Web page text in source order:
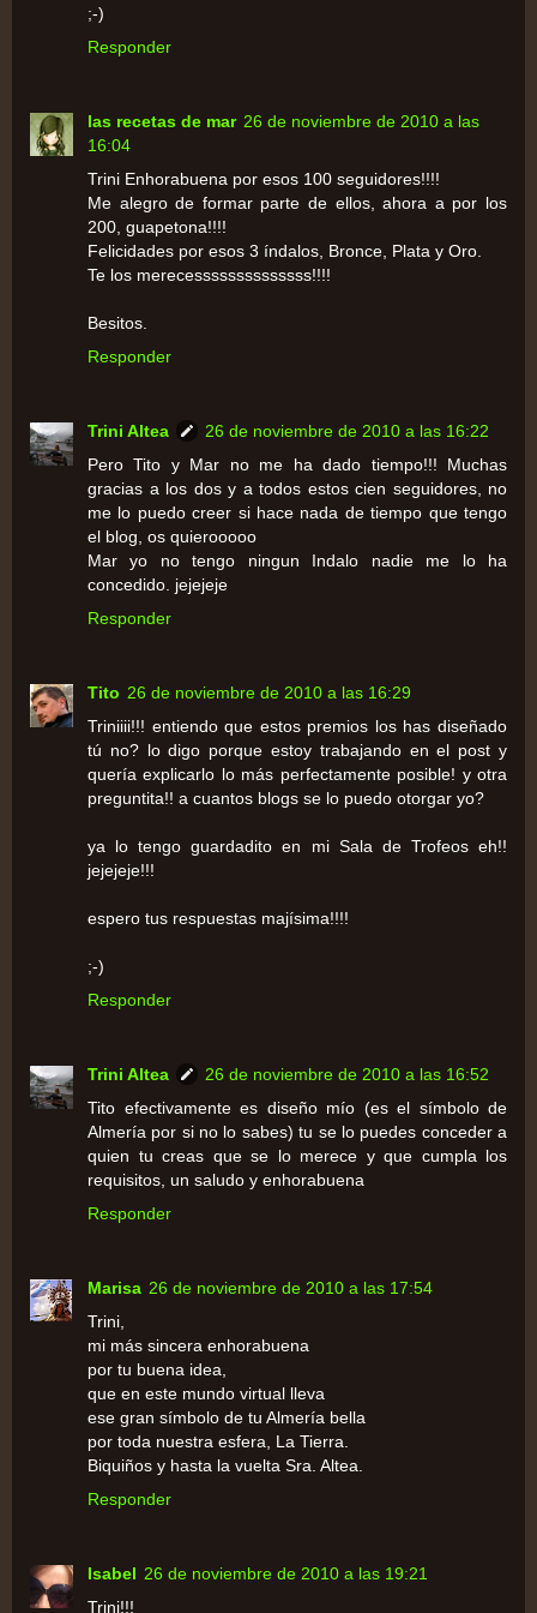
;-)
Responder
las recetas de mar 26 de noviembre de 2010 a las
16:04
Trini Enhorabuena por esos 100 seguidores!!!!
Me alegro de formar parte de ellos, ahora a por los
200, guapetona!!!!
Felicidades por esos 3 índalos, Bronce, Plata y Oro.
Te los merecessssssssssssss!!!!
Besitos.
Responder
Trini Altea
26 de noviembre de 2010 a las 16:22
Pero Tito y Mar no me ha dado tiempo!!! Muchas
gracias a los dos y a todos estos cien seguidores, no
me lo puedo creer si hace nada de tiempo que tengo
el blog, os quierooooo
Mar yo no tengo ningun Indalo nadie me lo ha
concedido. jejejeje
Responder
Tito 26 de noviembre de 2010 a las 16:29
Triniiii!!! entiendo que estos premios los has diseñado
tú no? lo digo porque estoy trabajando en el post y
quería explicarlo lo más perfectamente posible! y otra
preguntita!! a cuantos blogs se lo puedo otorgar yo?
ya lo tengo guardadito en mi Sala de Trofeos eh!!
jejejeje!!!
espero tus respuestas majísima!!!!
;-)
Responder
Trini Altea
26 de noviembre de 2010 a las 16:52
Tito efectivamente es diseño mío (es el símbolo de
Almería por si no lo sabes) tu se lo puedes conceder a
quien tu creas que se lo merece y que cumpla los
requisitos, un saludo y enhorabuena
Responder
Marisa 26 de noviembre de 2010 a las 17:54
Trini,
mi más sincera enhorabuena
por tu buena idea,
que en este mundo virtual lleva
ese gran símbolo de tu Almería bella
por toda nuestra esfera, La Tierra.
Biquiños y hasta la vuelta Sra. Altea.
Responder
Isabel 26 de noviembre de 2010 a las 19:21
Trini!!!